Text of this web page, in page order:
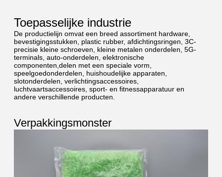
Toepasselijke industrie
De productielijn omvat een breed assortiment hardware,
bevestigingsstukken, plastic rubber, afdichtingsringen, 3C-
precisie kleine schroeven, kleine metalen onderdelen, 5G-
terminals, auto-onderdelen, elektronische
componenten,delen met een speciale vorm,
speelgoedonderdelen, huishoudelijke apparaten,
slotonderdelen, verlichtingsaccessoires,
luchtvaartsaccessoires, sport- en fitnessapparatuur en
andere verschillende producten.
Verpakkingsmonster